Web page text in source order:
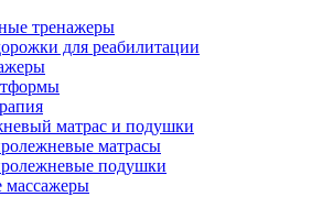
тренажеры
для реабилитации
матрас и подушки
матрасы
подушки
массажеры